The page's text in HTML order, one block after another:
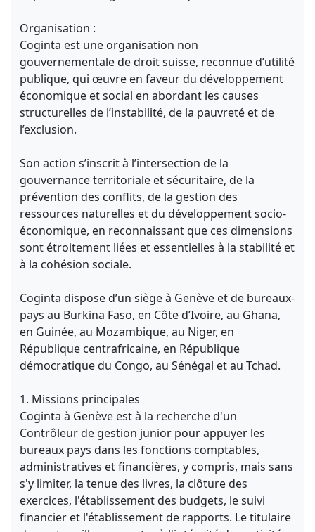
Organisation :
Coginta est une organisation non
gouvernementale de droit suisse, reconnue d’utilité
publique, qui œuvre en faveur du développement
économique et social en abordant les causes
structurelles de l’instabilité, de la pauvreté et de
l’exclusion.
Son action s’inscrit à l’intersection de la
gouvernance territoriale et sécuritaire, de la
prévention des conflits, de la gestion des
ressources naturelles et du développement socio-
économique, en reconnaissant que ces dimensions
sont étroitement liées et essentielles à la stabilité et
à la cohésion sociale.
Coginta dispose d’un siège à Genève et de bureaux-
pays au Burkina Faso, en Côte d’Ivoire, au Ghana,
en Guinée, au Mozambique, au Niger, en
République centrafricaine, en République
démocratique du Congo, au Sénégal et au Tchad.
1. Missions principales
Coginta à Genève est à la recherche d'un
Contrôleur de gestion junior pour appuyer les
bureaux pays dans les fonctions comptables,
administratives et financières, y compris, mais sans
s'y limiter, la tenue des livres, la clôture des
exercices, l'établissement des budgets, le suivi
financier et l'établissement de rapports. Le titulaire